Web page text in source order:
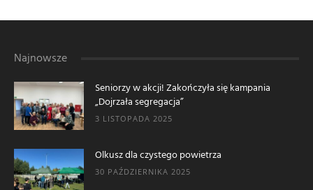
Najnowsze
Seniorzy w akcji! Zakończyła się kampania
„Dojrzała segregacja”
3 LISTOPADA 2025
Olkusz dla czystego powietrza
30 PAŹDZIERNIKA 2025